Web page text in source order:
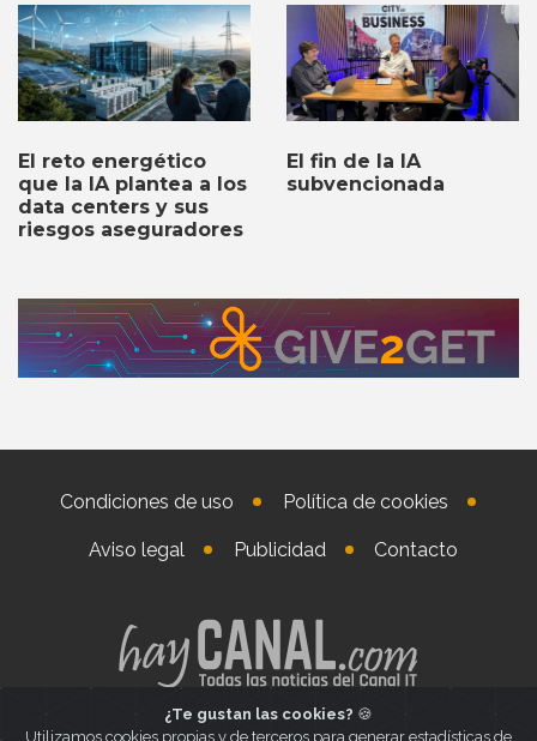
El reto energético
que la IA plantea a los
data centers y sus
riesgos aseguradores
El fin de la IA
subvencionada
Condiciones de uso Política de cookies
Aviso legal Publicidad Contacto
¿Te gustan las cookies? 🍪
Utilizamos cookies propias y de terceros para generar estadísticas de